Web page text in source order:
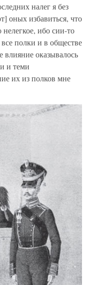
налег я без
оных избавиться, что
ибо сии-то
полки и в обществе
влияние оказывалось
и теми
их из полков мне